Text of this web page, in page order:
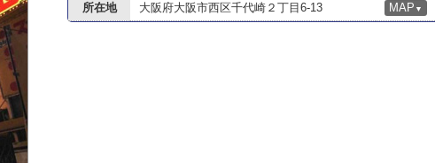
所在地
大阪府大阪市西区千代崎２丁目6-13 MAP ▼